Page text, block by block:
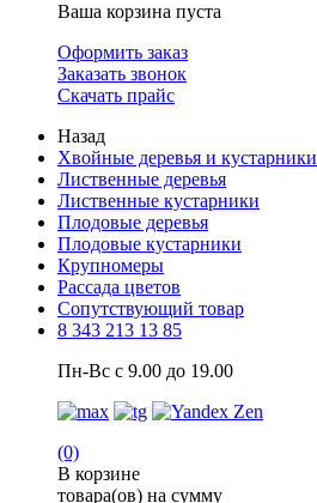
Ваша корзина пуста
Оформить заказ
Заказать звонок
Скачать прайс
Назад
Хвойные деревья и кустарники
Лиственные деревья
Лиственные кустарники
Плодовые деревья
Плодовые кустарники
Крупномеры
Рассада цветов
Сопутствующий товар
8 343 213 13 85
Пн-Вс с 9.00 до 19.00
(0)
В корзине
товара(ов) на сумму